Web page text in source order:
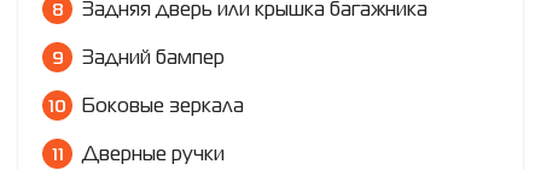
Задняя дверь или крышка багажника
Задний бампер
Боковые зеркала
Дверные ручки